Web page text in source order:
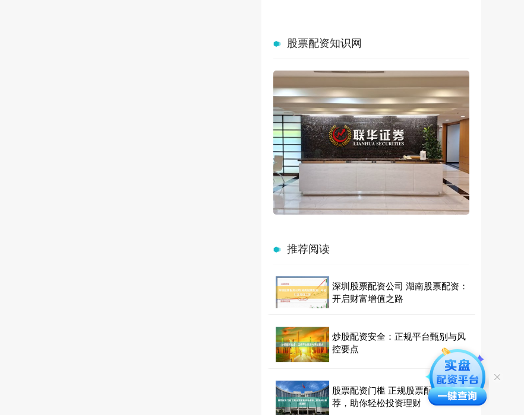
股票配资知识网
推荐阅读
深圳股票配资公司 湖南股票配资：
开启财富增值之路
炒股配资安全：正规平台甄别与风
控要点
股票配资门槛 正规股票配资平台推
荐，助你轻松投资理财